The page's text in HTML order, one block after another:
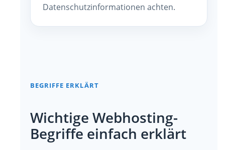
Datenschutzinformationen achten.
BEGRIFFE ERKLÄRT
Wichtige Webhosting-
Begriffe einfach erklärt